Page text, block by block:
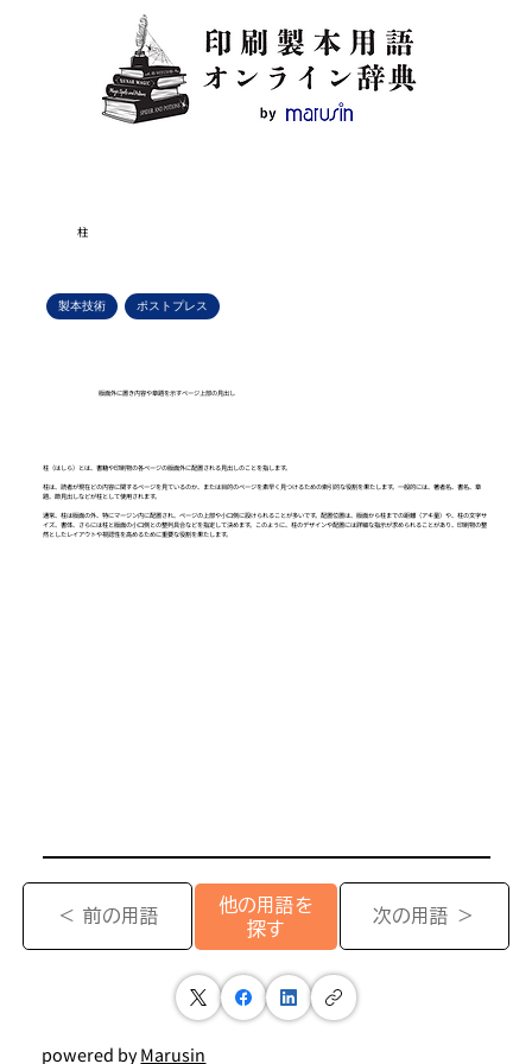
柱
製本技術 ポストプレス
版面外に置き内容や章題を示すページ上部の見出し
柱（はしら）とは、書籍や印刷物の各ページの版面外に配置される見出しのことを指します。
柱は、読者が現在どの内容に関するページを見ているのか、または目的のページを素早く見つけるための索引的な役割を果たします。一般的には、著者名、書名、章
題、節見出しなどが柱として使用されます。
通常、柱は版面の外、特にマージン内に配置され、ページの上部や小口側に設けられることが多いです。配置位置は、版面から柱までの距離（アキ量）や、柱の文字サ
イズ、書体、さらには柱と版面の小口側との整列具合などを指定して決めます。このように、柱のデザインや配置には詳細な指示が求められることがあり、印刷物の整
然としたレイアウトや視認性を高めるために重要な役割を果たします。
＜ 前の用語
他の用語を
探す
次の用語 ＞
powered byMarusin